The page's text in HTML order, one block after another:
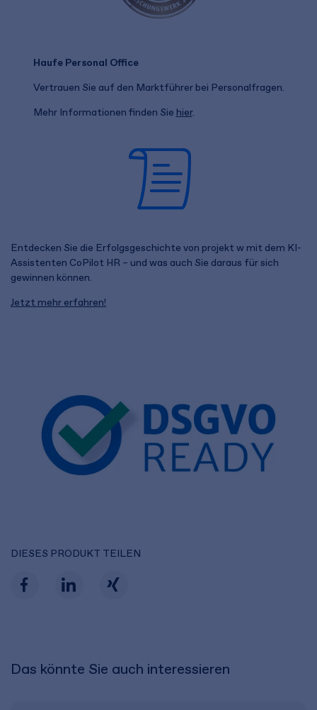
Haufe Personal Office
Vertrauen Sie auf den Marktführer bei Personalfragen.
Mehr Informationen finden Sie hier.
Entdecken Sie die Erfolgsgeschichte von projekt w mit dem KI-
Assistenten CoPilot HR – und was auch Sie daraus für sich
gewinnen können.
Jetzt mehr erfahren!
DIESES PRODUKT TEILEN
Das könnte Sie auch interessieren